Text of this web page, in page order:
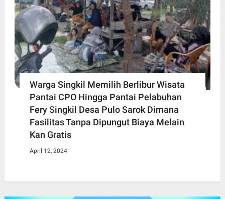
Warga Singkil Memilih Berlibur Wisata
Pantai CPO Hingga Pantai Pelabuhan
Fery Singkil Desa Pulo Sarok Dimana
Fasilitas Tanpa Dipungut Biaya Melain
Kan Gratis
April 12, 2024